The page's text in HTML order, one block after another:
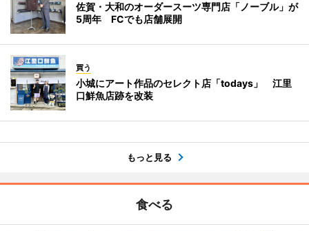
佐賀・大和のオーダースーツ専門店「ノーブル」が
5周年 FCでも店舗展開
買う
小城にアート作品のセレクト店「todays」 江里
口鮮魚店跡を改装
もっと見る
食べる